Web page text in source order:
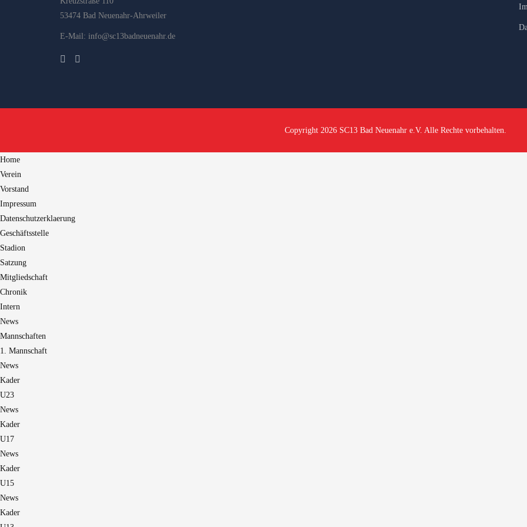
53474 Bad Neuenahr-Ahrweiler
E-Mail: info@sc13badneuenahr.de
Copyright 2026 SC13 Bad Neuenahr e.V. Alle Rechte vorbehalten.
Home
Verein
Vorstand
Impressum
Datenschutzerklaerung
Geschäftsstelle
Stadion
Satzung
Mitgliedschaft
Chronik
Intern
News
Mannschaften
1. Mannschaft
News
Kader
U23
News
Kader
U17
News
Kader
U15
News
Kader